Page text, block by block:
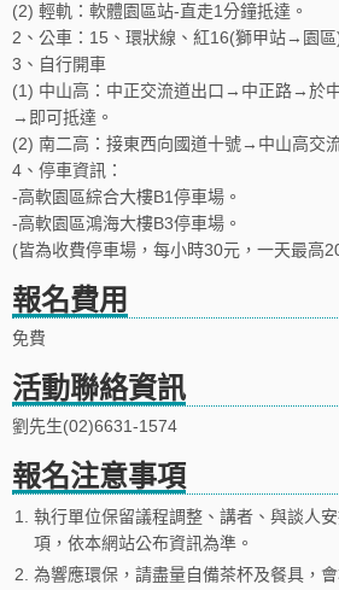
(2) 輕軌：軟體園區站-直走1分鐘抵達。
2、公車：15、環狀線、紅16(獅甲站→園區
3、自行開車
(1) 中山高：中正交流道出口→中正路→於
→即可抵達。
(2) 南二高：接東西向國道十號→中山高交
4、停車資訊：
-高軟園區綜合大樓B1停車場。
-高軟園區鴻海大樓B3停車場。
(皆為收費停車場，每小時30元，一天最高
報名費用
免費
活動聯絡資訊
劉先生(02)6631-1574
報名注意事項
1.
執行單位保留議程調整、講者、與談人
項，依本網站公布資訊為準。
2. 為響應環保，請盡量自備茶杯及餐具，